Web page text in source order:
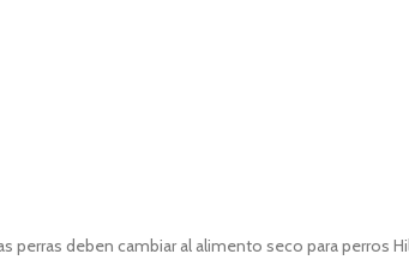
deben cambiar al alimento seco para perros